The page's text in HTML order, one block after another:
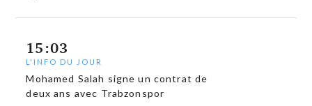
15:03
L'INFO DU JOUR
Mohamed Salah signe un contrat de
deux ans avec Trabzonspor